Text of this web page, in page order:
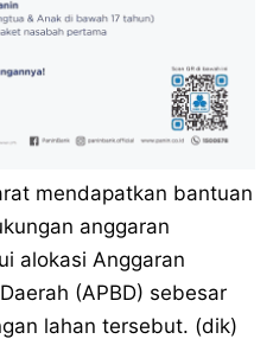
mendapatkan bantuan
anggaran
alokasi Anggaran
(APBD) sebesar
lahan tersebut. (dik)